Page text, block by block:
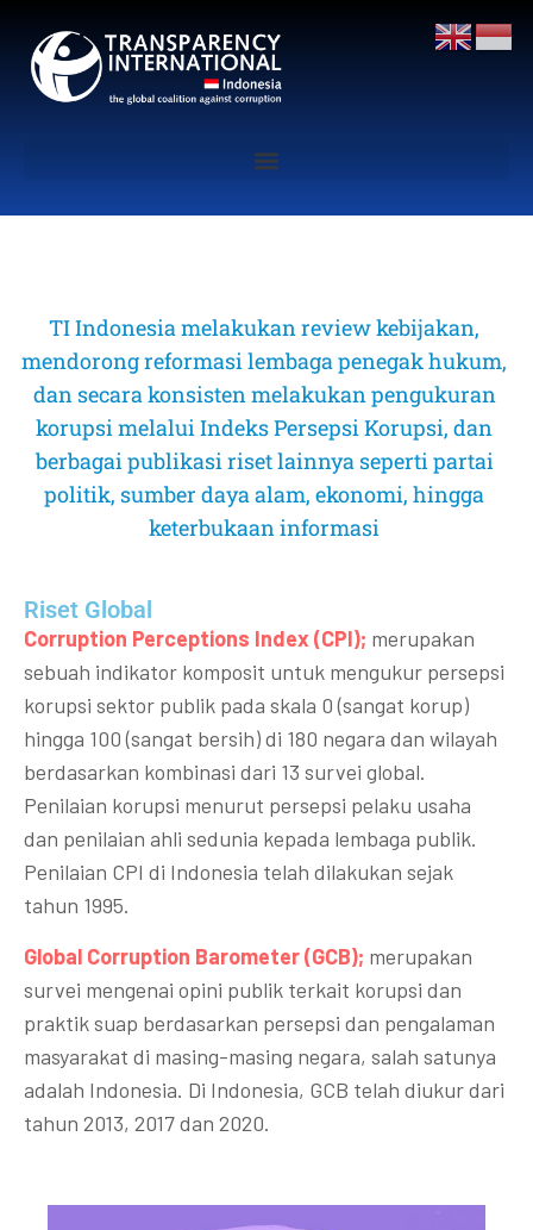
TI Indonesia melakukan review kebijakan,
mendorong reformasi lembaga penegak hukum,
dan secara konsisten melakukan pengukuran
korupsi melalui Indeks Persepsi Korupsi, dan
berbagai publikasi riset lainnya seperti partai
politik, sumber daya alam, ekonomi, hingga
keterbukaan informasi
Riset Global​
Corruption Perceptions Index (CPI); merupakan
sebuah indikator komposit untuk mengukur persepsi
korupsi sektor publik pada skala 0 (sangat korup)
hingga 100 (sangat bersih) di 180 negara dan wilayah
berdasarkan kombinasi dari 13 survei global.
Penilaian korupsi menurut persepsi pelaku usaha
dan penilaian ahli sedunia kepada lembaga publik.
Penilaian CPI di Indonesia telah dilakukan sejak
tahun 1995.
Global Corruption Barometer (GCB); merupakan
survei mengenai opini publik terkait korupsi dan
praktik suap berdasarkan persepsi dan pengalaman
masyarakat di masing-masing negara, salah satunya
adalah Indonesia. Di Indonesia, GCB telah diukur dari
tahun 2013, 2017 dan 2020.